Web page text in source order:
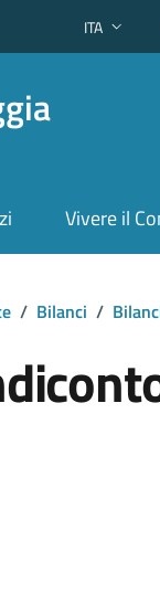
Lingua attiva:
ITA
Vivere il
/ Bilanci /